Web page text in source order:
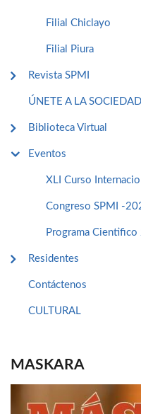
Filial Chiclayo
Filial Piura
Revista SPMI
ÚNETE A LA SOCIEDAD
Biblioteca Virtual
Eventos
XLI Curso
Congreso SPMI -
Programa
Residentes
Contáctenos
CULTURAL
MASKARA